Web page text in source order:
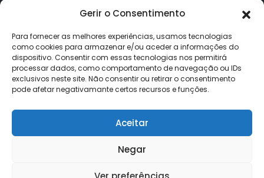
Gerir o Consentimento
Para fornecer as melhores experiências, usamos tecnologias
como cookies para armazenar e/ou aceder a informações do
dispositivo. Consentir com essas tecnologias nos permitirá
processar dados, como comportamento de navegação ou IDs
exclusivos neste site. Não consentir ou retirar o consentimento
pode afetar negativamante certos recursos e funções.
Aceitar
Negar
A minha conta
A Minha Conta
Histórico de Pedidos
Lista de Desejos
Newsletter